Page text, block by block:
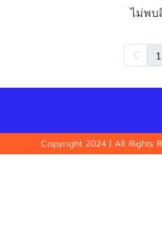
ไม่พบ
1
Copyright 2024 | All Rights